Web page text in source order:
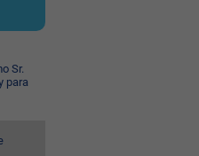
Sr.
para